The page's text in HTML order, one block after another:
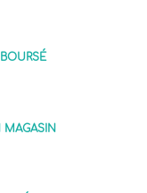
MAGASIN